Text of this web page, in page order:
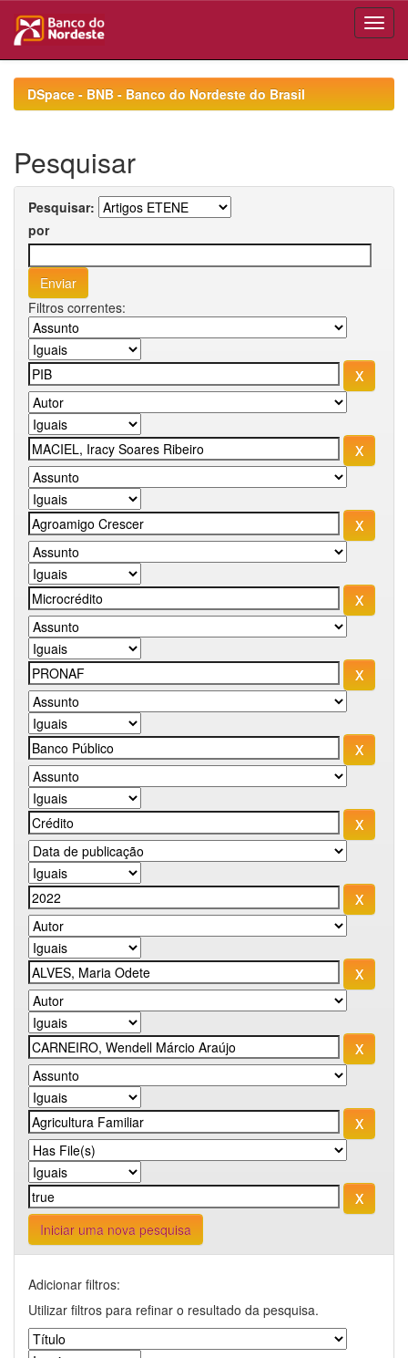
navigationDSpace - BNB - Banco do Nordeste do Brasil
Pesquisar
Pesquisar:
por
Filtros correntes:
Iniciar uma nova pesquisa
Adicionar filtros:
Utilizar filtros para refinar o resultado da pesquisa.